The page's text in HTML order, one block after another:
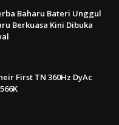
Baharu Bateri Unggul
Berkuasa Kini Dibuka
First TN 360Hz DyAc